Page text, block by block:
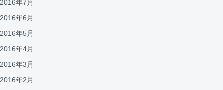
2016年7月
2016年6月
2016年5月
2016年4月
2016年3月
2016年2月